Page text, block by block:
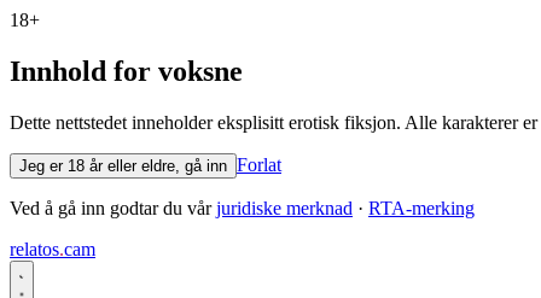
18+
Innhold for voksne
Dette nettstedet inneholder eksplisitt erotisk fiksjon. Alle karakterer
Jeg er 18 år eller eldre, gå inn Forlat
Ved å gå inn godtar du vårjuridiske merknad · RTA-merking
relatos.cam